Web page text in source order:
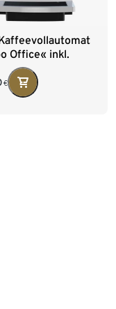
Office« inkl.
weiß
€